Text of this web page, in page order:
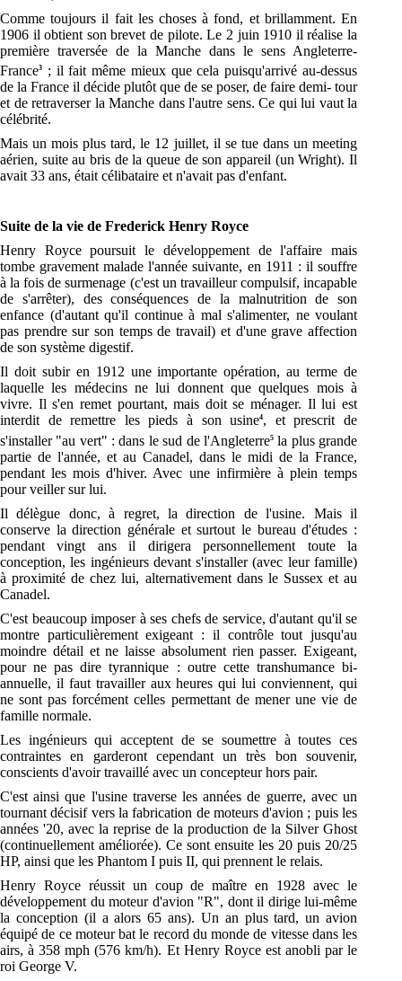
Comme toujours il fait les choses à fond, et brillamment. En
1906 il obtient son brevet de pilote. Le 2 juin 1910 il réalise la
première traversée de la Manche dans le sens Angleterre-
France3
; il fait même mieux que cela puisqu'arrivé au-dessus
de la France il décide plutôt que de se poser, de faire demi- tour
et de retraverser la Manche dans l'autre sens. Ce qui lui vaut la
célébrité.
Mais un mois plus tard, le 12 juillet, il se tue dans un meeting
aérien, suite au bris de la queue de son appareil (un Wright). Il
avait 33 ans, était célibataire et n'avait pas d'enfant.
Suite de la vie de Frederick Henry Royce
Henry Royce poursuit le développement de l'affaire mais
tombe gravement malade l'année suivante, en 1911 : il souffre
à la fois de surmenage (c'est un travailleur compulsif, incapable
de s'arrêter), des conséquences de la malnutrition de son
enfance (d'autant qu'il continue à mal s'alimenter, ne voulant
pas prendre sur son temps de travail) et d'une grave affection
de son système digestif.
Il doit subir en 1912 une importante opération, au terme de
laquelle les médecins ne lui donnent que quelques mois à
vivre. Il s'en remet pourtant, mais doit se ménager. Il lui est
interdit de remettre les pieds à son usine4, et prescrit de
s'installer "au vert" : dans le sud de l'Angleterre5 la plus grande
partie de l'année, et au Canadel, dans le midi de la France,
pendant les mois d'hiver. Avec une infirmière à plein temps
pour veiller sur lui.
Il délègue donc, à regret, la direction de l'usine. Mais il
conserve la direction générale et surtout le bureau d'études :
pendant vingt ans il dirigera personnellement toute la
conception, les ingénieurs devant s'installer (avec leur famille)
à proximité de chez lui, alternativement dans le Sussex et au
Canadel.
C'est beaucoup imposer à ses chefs de service, d'autant qu'il se
montre particulièrement exigeant : il contrôle tout jusqu'au
moindre détail et ne laisse absolument rien passer. Exigeant,
pour ne pas dire tyrannique : outre cette transhumance bi-
annuelle, il faut travailler aux heures qui lui conviennent, qui
ne sont pas forcément celles permettant de mener une vie de
famille normale.
Les ingénieurs qui acceptent de se soumettre à toutes ces
contraintes en garderont cependant un très bon souvenir,
conscients d'avoir travaillé avec un concepteur hors pair.
C'est ainsi que l'usine traverse les années de guerre, avec un
tournant décisif vers la fabrication de moteurs d'avion ; puis les
années '20, avec la reprise de la production de la Silver Ghost
(continuellement améliorée). Ce sont ensuite les 20 puis 20/25
HP, ainsi que les Phantom I puis II, qui prennent le relais.
Henry Royce réussit un coup de maître en 1928 avec le
développement du moteur d'avion "R", dont il dirige lui-même
la conception (il a alors 65 ans). Un an plus tard, un avion
équipé de ce moteur bat le record du monde de vitesse dans les
airs, à 358 mph (576 km/h). Et Henry Royce est anobli par le
roi George V.